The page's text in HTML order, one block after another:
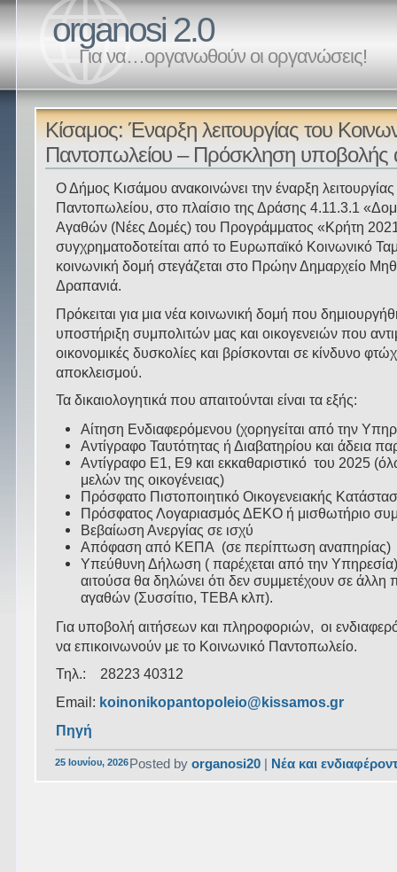
organosi 2.0
Για να…οργανωθούν οι οργανώσεις!
Κίσαμος: Έναρξη λειτουργίας του
Παντοπωλείου – Πρόσκληση υποβολής
Ο Δήμος Κισάμου ανακοινώνει την έναρξη
Παντοπωλείου, στο πλαίσιο της Δράσης 4.11.3.1
Αγαθών (Νέες Δομές) του Προγράμματος «Κρήτη
συγχρηματοδοτείται από το Ευρωπαϊκό Κοινωνικό
κοινωνική δομή στεγάζεται στο Πρώην Δημαρχείο
Δραπανιά.
Πρόκειται για μια νέα κοινωνική δομή που
υποστήριξη συμπολιτών μας και οικογενειών που
οικονομικές δυσκολίες και βρίσκονται σε κίνδυνο
αποκλεισμού.
Τα δικαιολογητικά που απαιτούνται είναι τα εξής:
Αίτηση Ενδιαφερόμενου (χορηγείται από την
Αντίγραφο Ταυτότητας ή Διαβατηρίου και άδεια
Αντίγραφο Ε1, Ε9 και εκκαθαριστικό του 2025
μελών της οικογένειας)
Πρόσφατο Πιστοποιητικό Οικογενειακής
Πρόσφατος Λογαριασμός ΔΕΚΟ ή μισθωτήριο
Βεβαίωση Ανεργίας σε ισχύ
Απόφαση από ΚΕΠΑ (σε περίπτωση αναπηρίας)
Υπεύθυνη Δήλωση ( παρέχεται από την
αιτούσα θα δηλώνει ότι δεν συμμετέχουν σε άλλη
αγαθών (Συσσίτιο, ΤΕΒΑ κλπ).
Για υποβολή αιτήσεων και πληροφοριών, οι
να επικοινωνούν με το Κοινωνικό Παντοπωλείο.
Τηλ.: 28223 40312
Email: koinonikopantopoleio@kissamos.gr
Πηγή
25 Ιουνίου, 2026 Posted byorganosi20 Νέα και